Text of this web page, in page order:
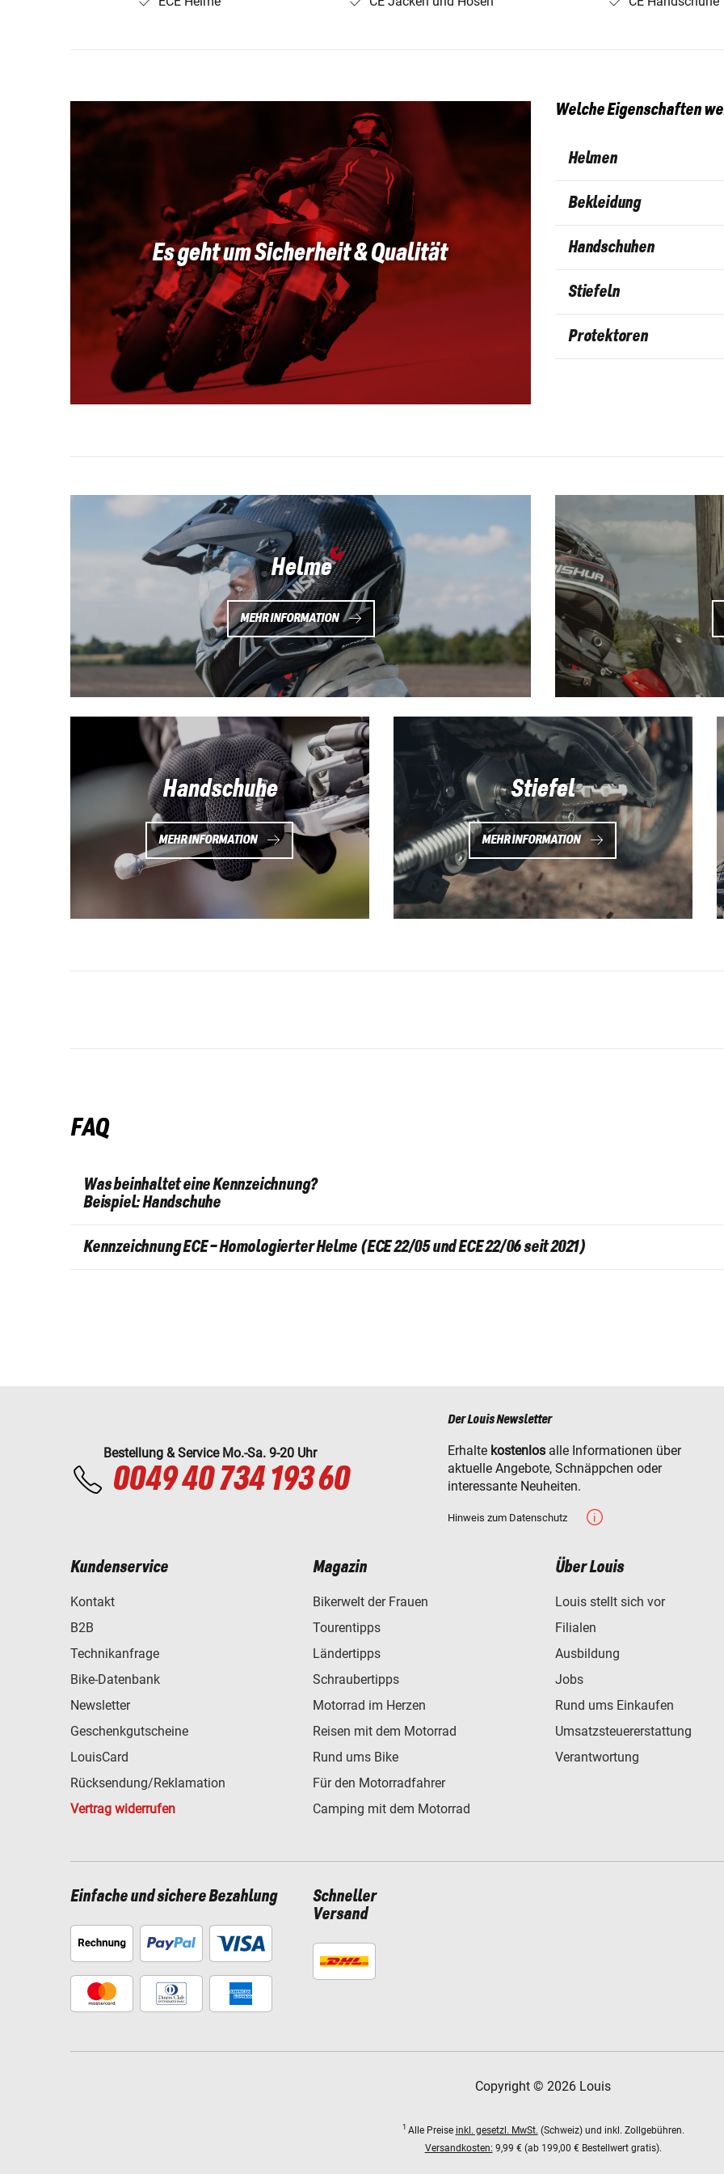
Es geht um Sicherheit & Qualität
Welche Eigenschaften
Helmen
Bekleidung
Handschuhen
Stiefeln
Protektoren
Helme
MEHR INFORMATION
Handschuhe
MEHR INFORMATION
Stiefel
MEHR INFORMATION
FAQ
Was beinhaltet eine Kennzeichnung?
Beispiel: Handschuhe
Kennzeichnung ECE – Homologierter Helme (ECE 22/05 und ECE 22/06 seit 2021)
Bestellung & Service Mo.-Sa. 9-20 Uhr
0049 40 734 193 60
Der Louis Newsletter
Erhalte kostenlos alle Informationen über
aktuelle Angebote, Schnäppchen oder
interessante Neuheiten.
Hinweis zum Datenschutz
Kundenservice
Kontakt
B2B
Technikanfrage
Bike-Datenbank
Newsletter
Geschenkgutscheine
LouisCard
Rücksendung/Reklamation
Vertrag widerrufen
Magazin
Bikerwelt der Frauen
Tourentipps
Ländertipps
Schraubertipps
Motorrad im Herzen
Reisen mit dem Motorrad
Rund ums Bike
Für den Motorradfahrer
Camping mit dem Motorrad
Über Louis
Louis stellt sich vor
Filialen
Ausbildung
Jobs
Rund ums Einkaufen
Umsatzsteuererstattung
Verantwortung
Einfache und sichere Bezahlung
Schneller
Versand
Copyright © 2026 Louis
1 Alle Preise inkl. gesetzl. MwSt. (Schweiz) und inkl. Zollgebühren.
Versandkosten: 9,99 € (ab 199,00 € Bestellwert gratis).